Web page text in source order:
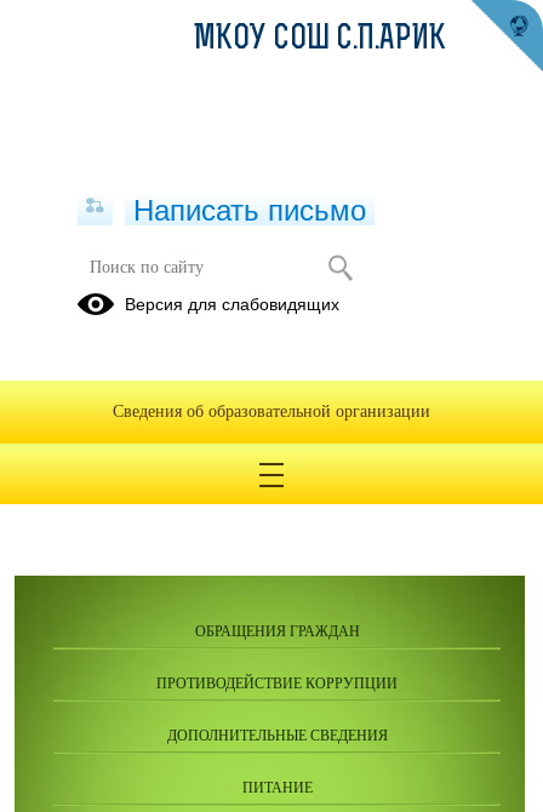
Достижения
ОБРАЩЕНИЯ ГРАЖДАН
ПРОТИВОДЕЙСТВИЕ КОРРУПЦИИ
ДОПОЛНИТЕЛЬНЫЕ СВЕДЕНИЯ
ПИТАНИЕ
МКОУ СОШ С.П.АРИК
Написать письмо
Версия для слабовидящих
Сведения об образовательной организации